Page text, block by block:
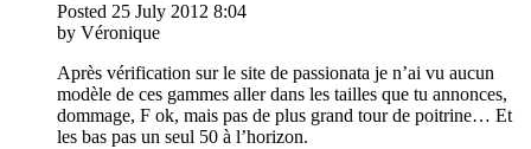
Posted 25 July 2012 8:04
by Véronique
Après vérification sur le site de passionata je n’ai vu aucun
modèle de ces gammes aller dans les tailles que tu annonces,
dommage, F ok, mais pas de plus grand tour de poitrine… Et
les bas pas un seul 50 à l’horizon.